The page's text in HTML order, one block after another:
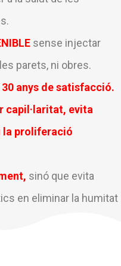
sense injectar
parets, ni obres.
anys de satisfacció.
capil·laritat, evita
la proliferació
sinó que evita
en eliminar la humitat